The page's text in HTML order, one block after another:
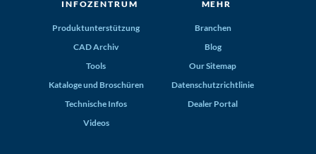
INFOZENTRUM
Produktunterstützung
CAD Archiv
Tools
Kataloge und Broschüren
Technische Infos
Videos
MEHR
Branchen
Blog
Our Sitemap
Datenschutzrichtlinie
Dealer Portal